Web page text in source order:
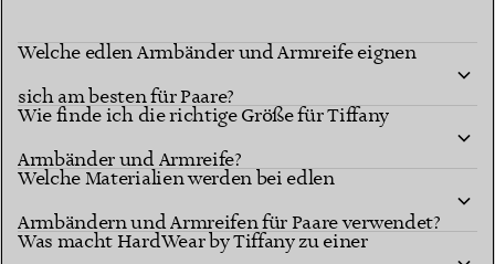
Welche edlen Armbänder und Armreife eignen
sich am besten für Paare?
Wie finde ich die richtige Größe für Tiffany
Armbänder und Armreife?
Welche Materialien werden bei edlen
Armbändern und Armreifen für Paare verwendet?
Was macht HardWear by Tiffany zu einer